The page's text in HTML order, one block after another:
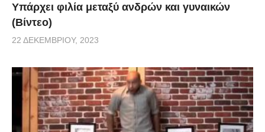
Υπάρχει φιλία μεταξύ ανδρών και γυναικών
(Βίντεο)
22 ΔΕΚΕΜΒΡΊΟΥ, 2023